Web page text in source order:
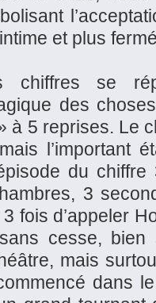
et plus
chiffres se
des
à 5 reprises. Le
l’important
du
3
fois d’appeler
cesse, bien
mais
dans